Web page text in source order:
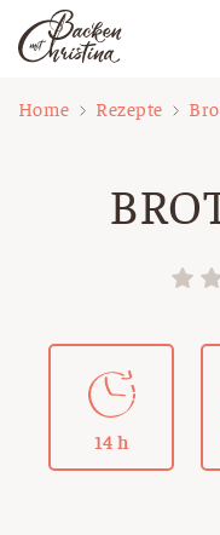
Inhalt
Home Rezepte
14 h